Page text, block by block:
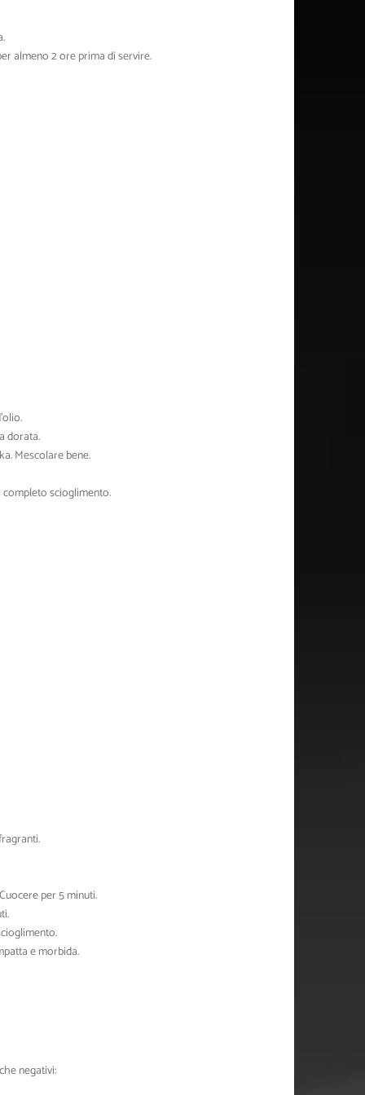
almeno 2 ore prima di servire.
dorata.
Mescolare bene.
scioglimento.
per 5 minuti.
e morbida.
negativi: